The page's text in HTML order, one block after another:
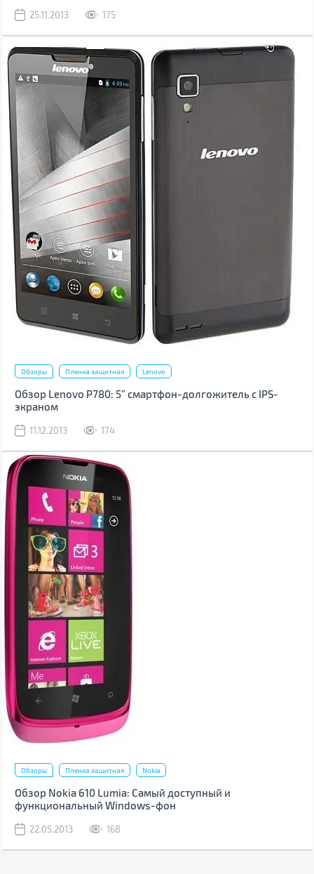
25.11.2013 175
Обзоры Пленка защитная Lenovo
Обзор Lenovo P780: 5” смартфон-долгожитель с IPS-
экраном
11.12.2013 174
Обзоры Пленка защитная Nokia
Обзор Nokia 610 Lumia: Самый доступный и
функциональный Windows-фон
22.05.2013 168